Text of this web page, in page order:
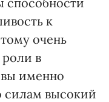
к
очень
роли в
именно
силам высокий